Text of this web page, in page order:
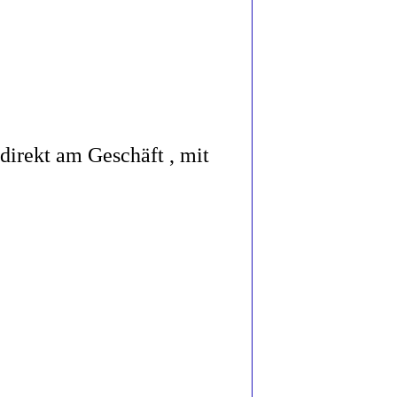
am Geschäft , mit